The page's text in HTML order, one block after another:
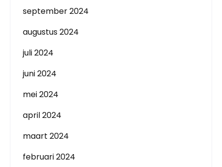
september 2024
augustus 2024
juli 2024
juni 2024
mei 2024
april 2024
maart 2024
februari 2024